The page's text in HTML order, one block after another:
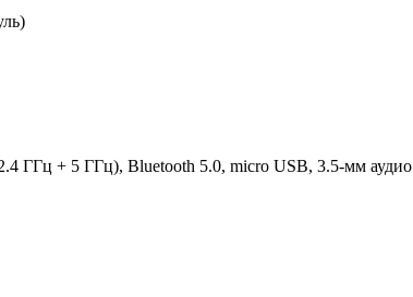
ГГц + 5 ГГц), Bluetooth 5.0, micro USB, 3.5-мм аудио